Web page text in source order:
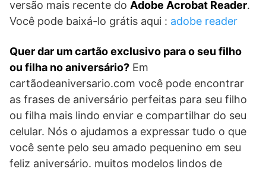
versão mais recente do Adobe Acrobat Reader.
Você pode baixá-lo grátis aqui : adobe reader
Quer dar um cartão exclusivo para o seu filho
ou filha no aniversário? Em
cartãodeaniversario.com você pode encontrar
as frases de aniversário perfeitas para seu filho
ou filha mais lindo enviar e compartilhar do seu
celular. Nós o ajudamos a expressar tudo o que
você sente pelo seu amado pequenino em seu
feliz aniversário. muitos modelos lindos de